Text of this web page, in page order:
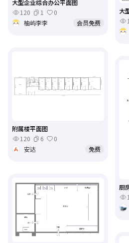
大型企业综合办公平面图
120
1
0
柚屿李李
会员免费
大
附属楼平面图
120
6
0
安达
免费
厨